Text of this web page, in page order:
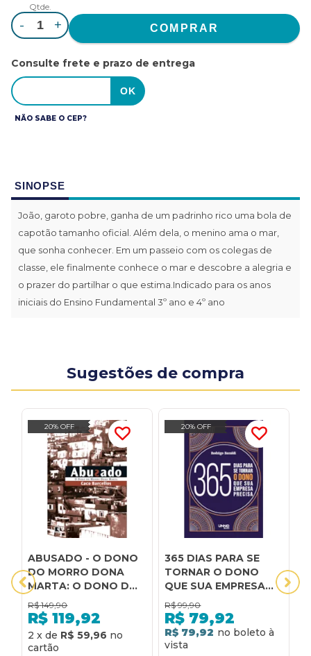
Qtde.
- +
Consulte frete e prazo de entrega
NÃO SABE O CEP?
SINOPSE
João, garoto pobre, ganha de um padrinho rico uma bola de
capotão tamanho oficial. Além dela, o menino ama o mar,
que sonha conhecer. Em um passeio com os colegas de
classe, ele finalmente conhece o mar e descobre a alegria e
o prazer do partilhar o que estima.Indicado para os anos
iniciais do Ensino Fundamental 3º ano e 4º ano
Sugestões de compra
20% OFF
ABUSADO - O DONO
DO MORRO DONA
MARTA: O DONO DO
MORRO DONA MARTA
R$ 149,90
R$ 119,92
2 x de R$ 59,96
20% OFF
365 DIAS PARA SE
TORNAR O DONO
QUE SUA EMPRESA
PRECISA
R$ 99,90
R$ 79,92
R$ 79,92